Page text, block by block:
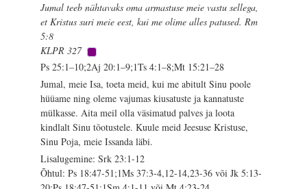
Jumal teeb nähtavaks oma armastuse meie vastu sellega,
et Kristus suri meie eest, kui me olime alles patused. Rm
5:8
KLPR 327
Ps 25:1–10;2Aj 20:1–9;1Ts 4:1–8;Mt 15:21–28
Jumal, meie Isa, toeta meid, kui me abitult Sinu poole
hüüame ning oleme vajumas kiusatuste ja kannatuste
mülkasse. Aita meil olla väsimatud palves ja loota
kindlalt Sinu tõotustele. Kuule meid Jeesuse Kristuse,
Sinu Poja, meie Issanda läbi.
Lisalugemine: Srk 23:1-12
Õhtul: Ps 18:47-51;1Ms 37:3-4,12-14,23-36 või Jk 5:13-